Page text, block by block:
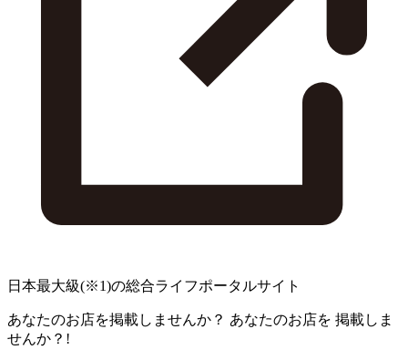
日本最大級(※1)の総合ライフポータルサイト
あなたのお店を掲載しませんか？ あなたのお店を 掲載しま
せんか？!